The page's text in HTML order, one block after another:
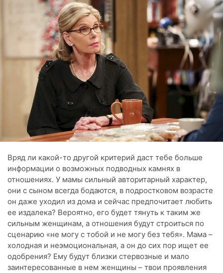
Вряд ли какой-то другой критерий даст тебе больше
информации о возможных подводных камнях в
отношениях. У мамы сильный авторитарный характер,
они с сыном всегда бодаются, в подростковом возрасте
он даже уходил из дома и сейчас предпочитает любить
ее издалека? Вероятно, его будет тянуть к таким же
сильным женщинам, а отношения будут строиться по
сценарию «не могу с тобой и не могу без тебя». Мама –
холодная и неэмоциональная, а он до сих пор ищет ее
одобрения? Ему будут близки стервозные и мало
заинтересованные в нем женщины – твои проявления